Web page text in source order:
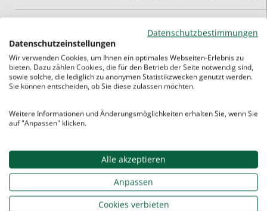
Vertiefung,
Vocabulary, Stilistik
Wortschatzes
Fehlerquellen
Mistakes).
Aufgabenformate,
Strategien für die
Datenschutzbestimmungen
Datenschutzeinstellungen
Wir verwenden Cookies, um Ihnen ein optimales Webseiten-Erlebnis zu
bieten. Dazu zählen Cookies, die für den Betrieb der Seite notwendig sind,
sowie solche, die lediglich zu anonymen Statistikzwecken genutzt werden.
Sie können entscheiden, ob Sie diese zulassen möchten.
Weitere Informationen und Änderungsmöglichkeiten erhalten Sie, wenn Sie
auf "Anpassen" klicken.
Alle akzeptieren
Anpassen
Cookies verbieten